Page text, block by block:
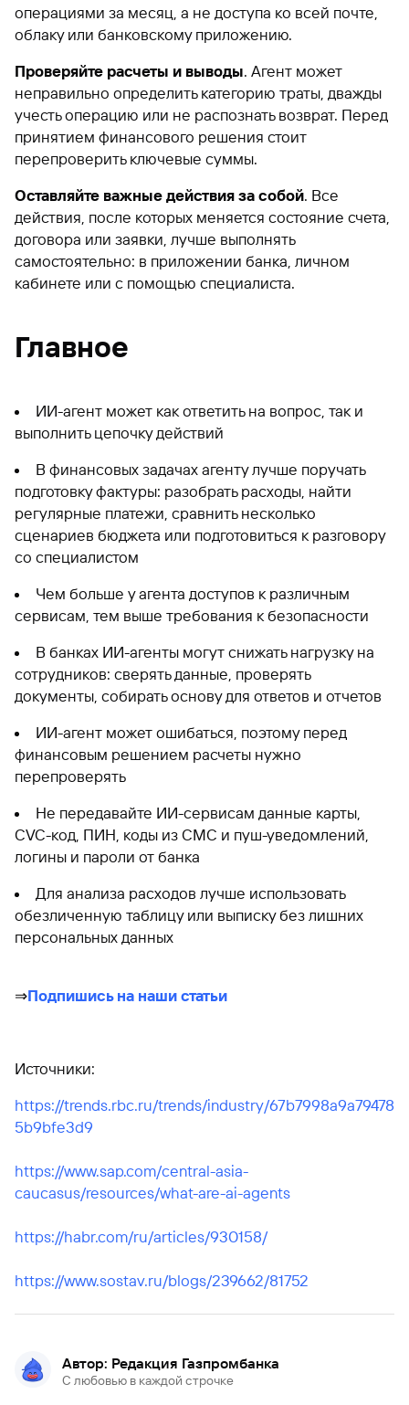
операциями за месяц, а не доступа ко всей почте,
облаку или банковскому приложению.
Проверяйте расчеты и выводы. Агент может
неправильно определить категорию траты, дважды
учесть операцию или не распознать возврат. Перед
принятием финансового решения стоит
перепроверить ключевые суммы.
Оставляйте важные действия за собой. Все
действия, после которых меняется состояние счета,
договора или заявки, лучше выполнять
самостоятельно: в приложении банка, личном
кабинете или с помощью специалиста.
Главное
ИИ-агент может как ответить на вопрос, так и
выполнить цепочку действий
В финансовых задачах агенту лучше поручать
подготовку фактуры: разобрать расходы, найти
регулярные платежи, сравнить несколько
сценариев бюджета или подготовиться к разговору
со специалистом
Чем больше у агента доступов к различным
сервисам, тем выше требования к безопасности
В банках ИИ-агенты могут снижать нагрузку на
сотрудников: сверять данные, проверять
документы, собирать основу для ответов и отчетов
ИИ-агент может ошибаться, поэтому перед
финансовым решением расчеты нужно
перепроверять
Не передавайте ИИ-сервисам данные карты,
CVC-код, ПИН, коды из СМС и пуш-уведомлений,
логины и пароли от банка
Для анализа расходов лучше использовать
обезличенную таблицу или выписку без лишних
персональных данных
⇒Подпишись на наши статьи
Источники:
https://trends.rbc.ru/trends/industry/67b7998a9a79478
5b9bfe3d9
https://www.sap.com/central-asia-
caucasus/resources/what-are-ai-agents
https://habr.com/ru/articles/930158/
https://www.sostav.ru/blogs/239662/81752
Автор: Редакция Газпромбанка
С любовью в каждой строчке